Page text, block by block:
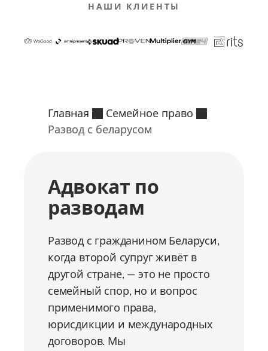
НАШИ КЛИЕНТЫ
Главная
Семейное право
Развод с беларусом
Адвокат по
разводам
Развод с гражданином Беларуси,
когда второй супруг живёт в
другой стране, — это не просто
семейный спор, но и вопрос
применимого права,
юрисдикции и международных
договоров. Мы